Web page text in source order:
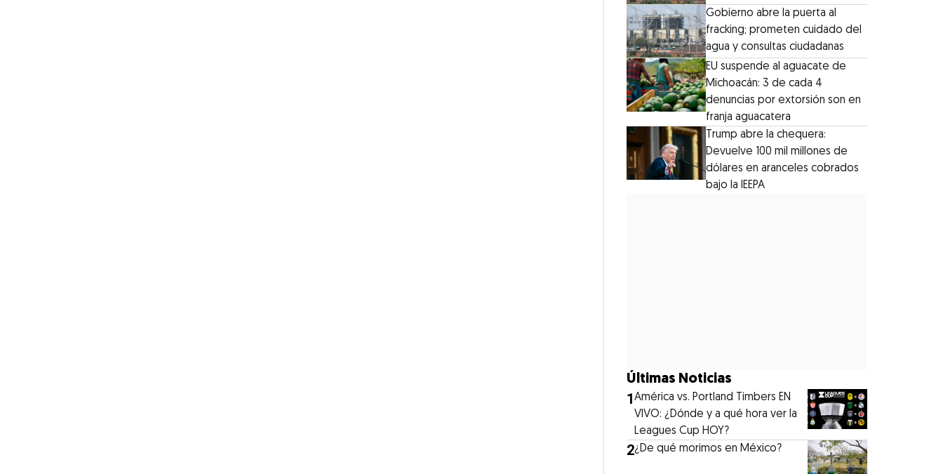
Gobierno abre la puerta al
fracking; prometen cuidado del
agua y consultas ciudadanas
EU suspende al aguacate de
Michoacán: 3 de cada 4
denuncias por extorsión son en
franja aguacatera
Trump abre la chequera:
Devuelve 100 mil millones de
dólares en aranceles cobrados
bajo la IEEPA
Últimas Noticias
1América vs. Portland Timbers EN
VIVO: ¿Dónde y a qué hora ver la
Leagues Cup HOY?
2¿De qué morimos en México?